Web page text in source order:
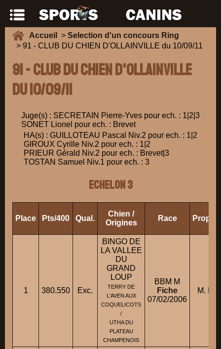
Accueil > Selection d'un concours Ring
> 91 - CLUB DU CHIEN D'OLLAINVILLE du 10/09/11
91 - CLUB DU CHIEN D'OLLAINVILLE
du 10/09/11
Juge(s) : SECRETAIN Pierre-Yves pour ech. : 1|2|3
SONET Lionel pour ech. : Brevet
HA(s) : GUILLOTEAU Pascal Niv.2 pour ech. : 1|2
GIROUX Cyrille Niv.2 pour ech. : 1|2
PRIEUR Gérald Niv.2 pour ech. : Brevet|3
TOSTAN Samuel Niv.1 pour ech. : 3
ECHELON 3
Place Pts/400 Qual.
Chien /
Origines
Race
1 380.550 Exc.
BINGO DE
LA VALLEE
DU
GRAND
LOUP
TERRY DE
L'AVEN AUX
COQUELICOTS
/
UTHA DU
PLATEAU
CHAMPENOIS
BBM M
Fiche
07/02/2006
M.